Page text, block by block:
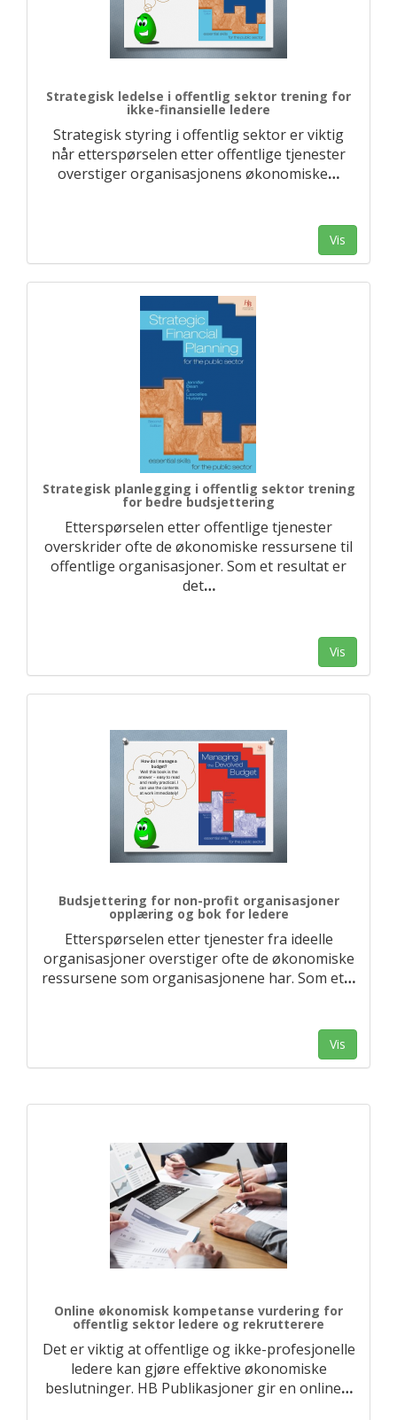
Strategisk ledelse i offentlig sektor trening for
ikke-finansielle ledere
Strategisk styring i offentlig sektor er viktig
når etterspørselen etter offentlige tjenester
overstiger organisasjonens økonomiske…
Vis
Strategisk planlegging i offentlig sektor trening
for bedre budsjettering
Etterspørselen etter offentlige tjenester
overskrider ofte de økonomiske ressursene til
offentlige organisasjoner. Som et resultat er
det…
Vis
Budsjettering for non-profit organisasjoner
opplæring og bok for ledere
Etterspørselen etter tjenester fra ideelle
organisasjoner overstiger ofte de økonomiske
ressursene som organisasjonene har. Som et…
Vis
Online økonomisk kompetanse vurdering for
offentlig sektor ledere og rekrutterere
Det er viktig at offentlige og ikke-profesjonelle
ledere kan gjøre effektive økonomiske
beslutninger. HB Publikasjoner gir en online…